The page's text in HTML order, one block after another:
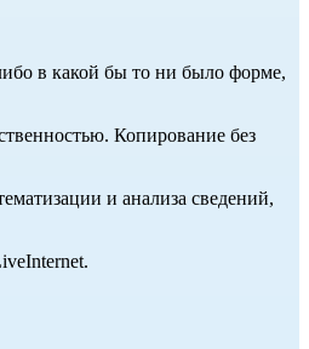
в какой бы то ни было форме,
Копирование без
и анализа сведений,